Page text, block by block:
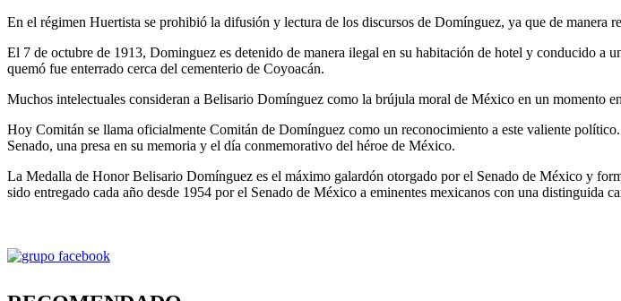
En el régimen Huertista se prohibió la difusión y lectura de los discursos de Domínguez, ya que de manera
El 7 de octubre de 1913, Dominguez es detenido de manera ilegal en su habitación de hotel y conducido a
quemó fue enterrado cerca del cementerio de Coyoacán.
Muchos intelectuales consideran a Belisario Domínguez como la brújula moral de México en un momento
Hoy Comitán se llama oficialmente Comitán de Domínguez como un reconocimiento a este valiente
Senado, una presa en su memoria y el día conmemorativo del héroe de México.
La Medalla de Honor Belisario Domínguez es el máximo galardón otorgado por el Senado de México y
sido entregado cada año desde 1954 por el Senado de México a eminentes mexicanos con una distinguida